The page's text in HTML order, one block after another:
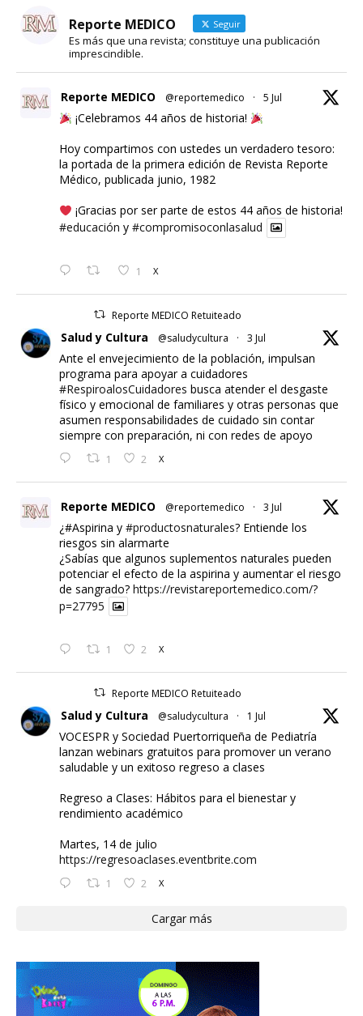
Reporte MEDICO Seguir
Es más que una revista; constituye una publicación
imprescindible.
Reporte MEDICO @reportemedico · 5 Jul
¡Celebramos 44 años de historia!
Hoy compartimos con ustedes un verdadero tesoro:
la portada de la primera edición de Revista Reporte
Médico, publicada junio, 1982
¡Gracias por ser parte de estos 44 años de historia!
#educación y #compromisoconlasalud
1 X
Reporte MEDICO Retuiteado
Salud y Cultura @saludycultura · 3 Jul
Ante el envejecimiento de la población, impulsan
programa para apoyar a cuidadores
#RespiroalosCuidadores busca atender el desgaste
físico y emocional de familiares y otras personas que
asumen responsabilidades de cuidado sin contar
siempre con preparación, ni con redes de apoyo
1 2 X
Reporte MEDICO @reportemedico · 3 Jul
¿#Aspirina y #productosnaturales? Entiende los
riesgos sin alarmarte
¿Sabías que algunos suplementos naturales pueden
potenciar el efecto de la aspirina y aumentar el riesgo
de sangrado? https://revistareportemedico.com/?
p=27795
1 2 X
Reporte MEDICO Retuiteado
Salud y Cultura @saludycultura · 1 Jul
VOCESPR y Sociedad Puertorriqueña de Pediatría
lanzan webinars gratuitos para promover un verano
saludable y un exitoso regreso a clases
Regreso a Clases: Hábitos para el bienestar y
rendimiento académico
Martes, 14 de julio
https://regresoaclases.eventbrite.com
1 2 X
Cargar más